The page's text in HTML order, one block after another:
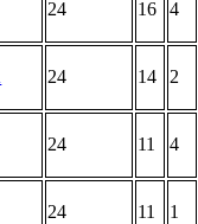
24 16 4
24 14 2
24 11 4
24 11 1